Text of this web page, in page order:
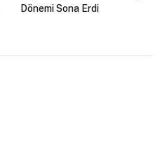
Dönemi Sona Erdi